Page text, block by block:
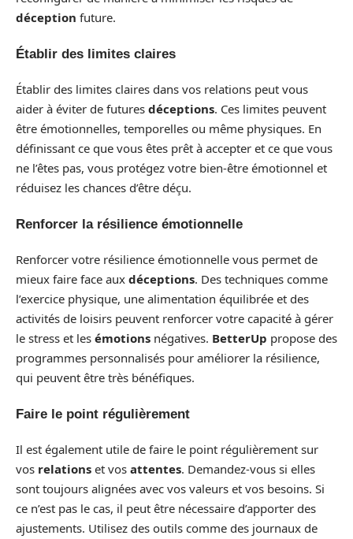
déception future.
Établir des limites claires
Établir des limites claires dans vos relations peut vous
aider à éviter de futures déceptions. Ces limites peuvent
être émotionnelles, temporelles ou même physiques. En
définissant ce que vous êtes prêt à accepter et ce que vous
ne l’êtes pas, vous protégez votre bien-être émotionnel et
réduisez les chances d’être déçu.
Renforcer la résilience émotionnelle
Renforcer votre résilience émotionnelle vous permet de
mieux faire face aux déceptions. Des techniques comme
l’exercice physique, une alimentation équilibrée et des
activités de loisirs peuvent renforcer votre capacité à gérer
le stress et les émotions négatives. BetterUp propose des
programmes personnalisés pour améliorer la résilience,
qui peuvent être très bénéfiques.
Faire le point régulièrement
Il est également utile de faire le point régulièrement sur
vos relations et vos attentes. Demandez-vous si elles
sont toujours alignées avec vos valeurs et vos besoins. Si
ce n’est pas le cas, il peut être nécessaire d’apporter des
ajustements. Utilisez des outils comme des journaux de